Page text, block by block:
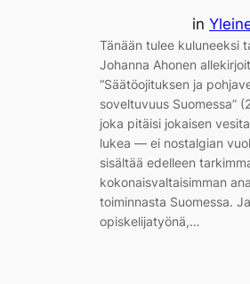
in
Tänään tulee kuluneeksi
Johanna Ahonen
“Säätöojituksen ja
soveltuvuus Suomessa”
joka pitäisi jokaisen
lukea — ei nostalgian
sisältää edelleen
kokonaisvaltaisimman
toiminnasta Suomessa.
opiskelijatyönä,…